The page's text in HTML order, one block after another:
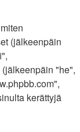
(jälkeenpäin
"he",
kerättyjä